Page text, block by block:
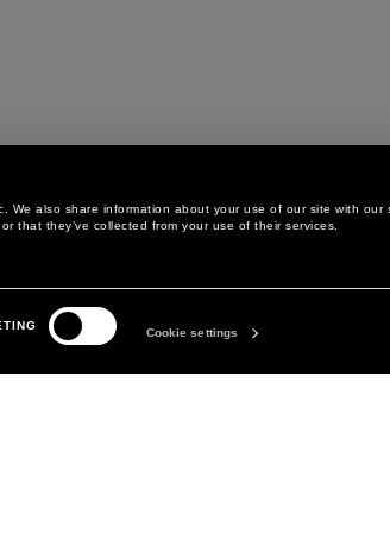
also share information about your use of our site with our
that they’ve collected from your use of their services.
Cookie settings
LA MARQUE
ABOUT